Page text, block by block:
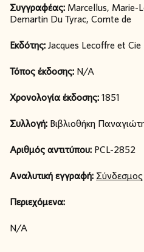
Συγγραφέας: Marcellus, Marie-
Demartin Du Tyrac, Comte de
Εκδότης:Jacques Lecoffre et Cie
Τόπος έκδοσης: N/A
Χρονολογία έκδοσης:1851
Συλλογή: Βιβλιοθήκη
Αριθμός αντιτύπου: PCL-2852
Αναλυτική εγγραφή: Σύνδεσμος
Περιεχόμενα:
N/A